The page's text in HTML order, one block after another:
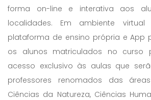
forma on-line e interativa aos
localidades. Em ambiente virtual
plataforma de ensino própria e App
os alunos matriculados no curso
acesso exclusivo às aulas que
professores renomados das
Ciências da Natureza, Ciências